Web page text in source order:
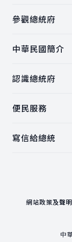
參觀總統府
中華民國簡介
認識總統府
便民服務
寫信給總統
網站政策及聲明
中